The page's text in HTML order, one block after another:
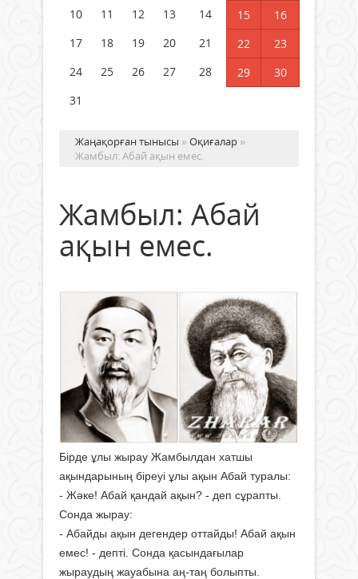
10
11 12 13 14 15
16
17
18 19 20 21 22
23
24
25 26 27 28 29
30
31
Жаңақорған тынысы »Оқиғалар »
Жамбыл: Абай ақын емес.
Жамбыл: Абай
ақын емес.
Бірде ұлы жырау Жамбылдан хатшы
ақындарының біреуі ұлы ақын Абай туралы:
- Жəке! Абай қандай ақын? - деп сұрапты.
Сонда жырау:
- Абайды ақын дегендер оттайды! Абай ақын
емес! - депті. Сонда қасындағылар
жыраудың жауабына аң-таң болыпты.